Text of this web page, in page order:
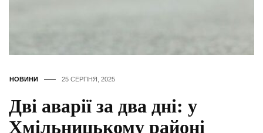
НОВИНИ 25 СЕРПНЯ, 2025
Дві аварії за два дні: у
Хмільницькому районі